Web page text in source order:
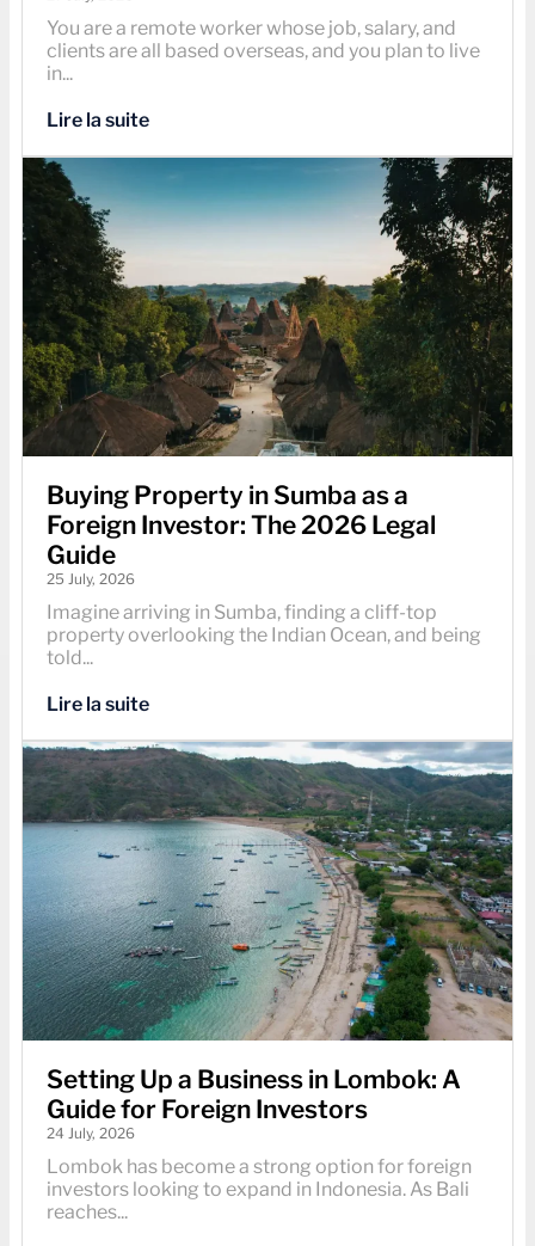
You are a remote worker whose job, salary, and
clients are all based overseas, and you plan to live
in...
Lire la suite
Buying Property in Sumba as a
Foreign Investor: The 2026 Legal
Guide
25 July, 2026
Imagine arriving in Sumba, finding a cliff-top
property overlooking the Indian Ocean, and being
told...
Lire la suite
Setting Up a Business in Lombok: A
Guide for Foreign Investors
24 July, 2026
Lombok has become a strong option for foreign
investors looking to expand in Indonesia. As Bali
reaches...